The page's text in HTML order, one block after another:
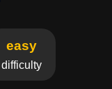
easy
difficulty